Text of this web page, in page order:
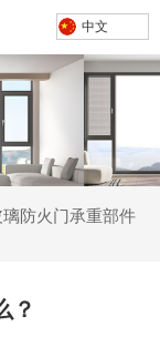
中文
防火门承重部件
？